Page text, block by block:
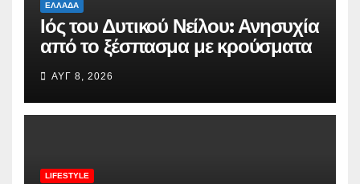
ΕΛΛΆΔΑ
Ιός του Δυτικού Νείλου: Ανησυχία
από το ξέσπασμα με κρούσματα
στην Αττική – «Καμπανάκι» από
τον Ιατρικό Σύλλογο Αθηνών για
την προστασία της δημόσιας
ΑΥΓ 8, 2026
LIFESTYLE